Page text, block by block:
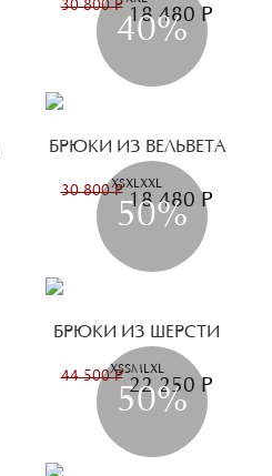
30 800 Р18 480 Р
40%
БРЮКИ ИЗ ВЕЛЬВЕТА
30 800 Р18 480 Р
XSXLXXL
50%
БРЮКИ ИЗ ШЕРСТИ
44 500 Р22 250 Р
XSSM LXL
50%